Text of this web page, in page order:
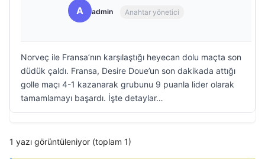
A admin Anahtar yönetici
Norveç ile Fransa’nın karşılaştığı heyecan dolu maçta son
düdük çaldı. Fransa, Desire Doue’un son dakikada attığı
golle maçı 4-1 kazanarak grubunu 9 puanla lider olarak
tamamlamayı başardı. İşte detaylar…
1 yazı görüntüleniyor (toplam 1)